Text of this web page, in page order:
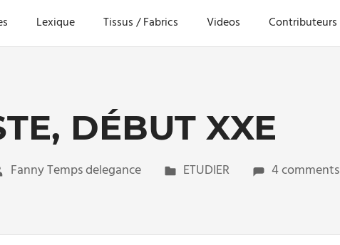
Lexique Tissus / Fabrics Videos Contributeurs
DÉBUT XXE
Fanny Temps delegance ETUDIER 4 comments